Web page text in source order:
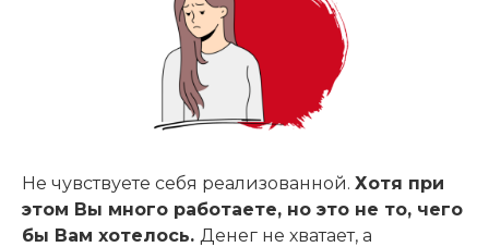
Не чувствуете себя реализованной. Хотя при
этом Вы много работаете, но это не то, чего
бы Вам хотелось. Денег не хватает, а